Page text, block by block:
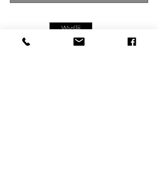
Wyślij